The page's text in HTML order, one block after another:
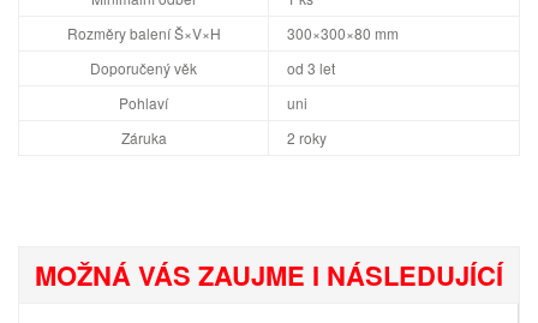
Rozměry balení Š×V×H
300×300×80 mm
Doporučený věk
od 3 let
Pohlaví
uni
Záruka
2 roky
MOŽNÁ VÁS ZAUJME I NÁSLEDUJÍCÍ